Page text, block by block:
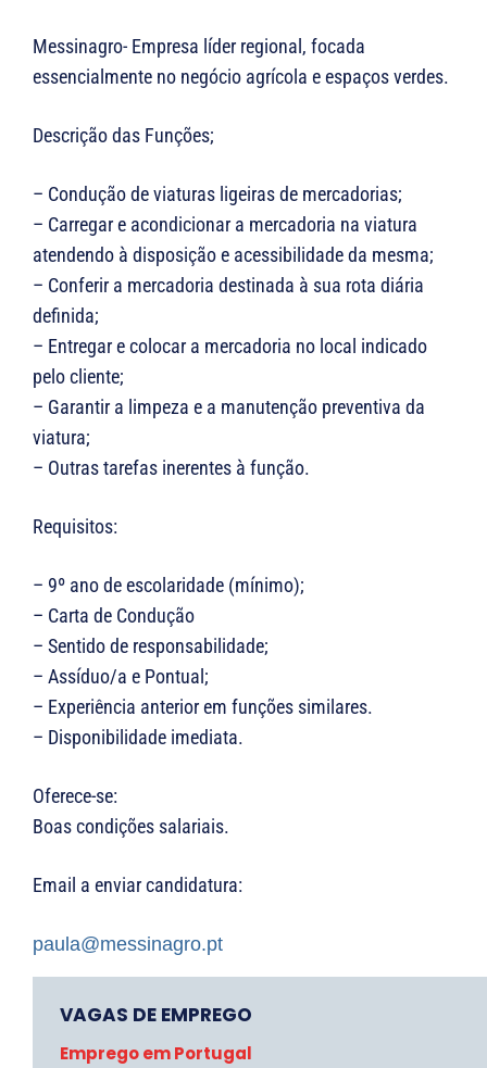
Messinagro- Empresa líder regional, focada
essencialmente no negócio agrícola e espaços verdes.
Descrição das Funções;
– Condução de viaturas ligeiras de mercadorias;
– Carregar e acondicionar a mercadoria na viatura
atendendo à disposição e acessibilidade da mesma;
– Conferir a mercadoria destinada à sua rota diária
definida;
– Entregar e colocar a mercadoria no local indicado
pelo cliente;
– Garantir a limpeza e a manutenção preventiva da
viatura;
– Outras tarefas inerentes à função.
Requisitos:
– 9º ano de escolaridade (mínimo);
– Carta de Condução
– Sentido de responsabilidade;
– Assíduo/a e Pontual;
– Experiência anterior em funções similares.
– Disponibilidade imediata.
Oferece-se:
Boas condições salariais.
Email a enviar candidatura:
paula@messinagro.pt
VAGAS DE EMPREGO
Emprego em Portugal